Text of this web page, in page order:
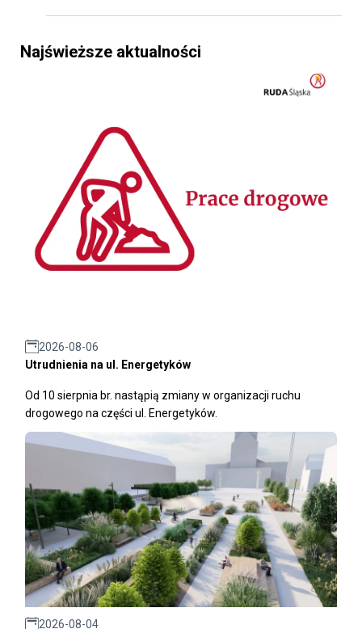
Najświeższe aktualności
2026-08-06
Utrudnienia na ul. Energetyków
Od 10 sierpnia br. nastąpią zmiany w organizacji ruchu
drogowego na części ul. Energetyków.
2026-08-04